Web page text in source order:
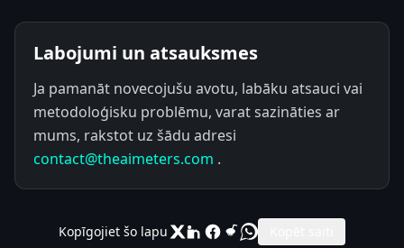
Labojumi un atsauksmes
Ja pamanāt novecojušu avotu, labāku atsauci vai
metodoloģisku problēmu, varat sazināties ar
mums, rakstot uz šādu adresi
contact@theaimeters.com .
Kopīgojiet šo lapu